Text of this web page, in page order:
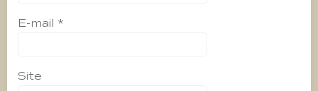
E-mail *
Site